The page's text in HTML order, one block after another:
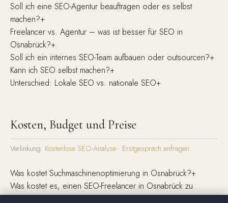
Soll ich eine SEO-Agentur beauftragen oder es selbst
machen?+
Freelancer vs. Agentur – was ist besser für SEO in
Osnabrück?+
Soll ich ein internes SEO-Team aufbauen oder outsourcen?+
Kann ich SEO selbst machen?+
Unterschied: Lokale SEO vs. nationale SEO+
Kosten, Budget und Preise
Verlinkung: Kostenlose SEO-Analyse · Erstgespräch anfragen
Was kostet Suchmaschinenoptimierung in Osnabrück?+
Was kostet es, einen SEO-Freelancer in Osnabrück zu
engagieren?+